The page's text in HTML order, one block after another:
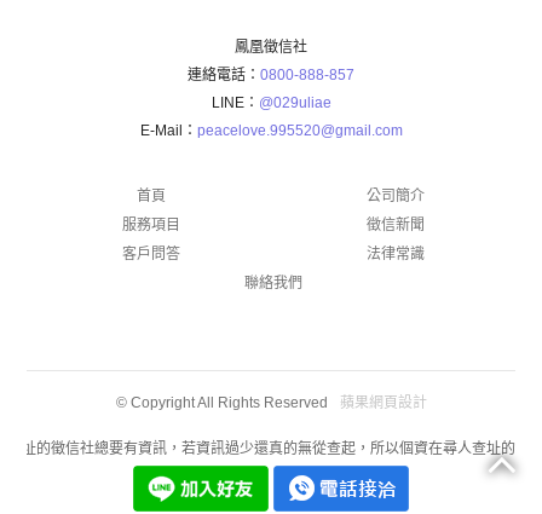
鳳凰徵信社
連絡電話： 0800-888-857
LINE： @029uliae
E-Mail： peacelove.995520@gmail.com
首頁
公司簡介
服務項目
徵信新聞
客戶問答
法律常識
聯絡我們
© Copyright All Rights Reserved 蘋果網頁設計
查址的徵信社總要有資訊，若資訊過少還真的無從查起，所以個資在尋人查址的過